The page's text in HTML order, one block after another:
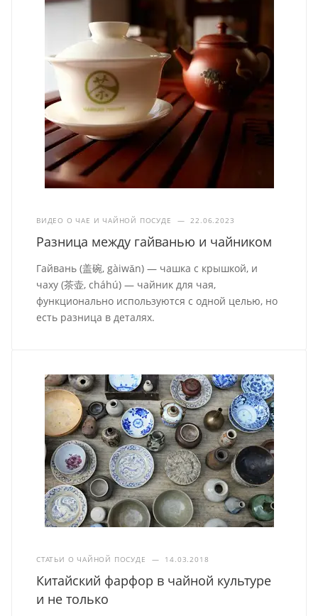
ВИДЕО О ЧАЕ И ЧАЙНОЙ ПОСУДЕ — 22.06.2023
Разница между гайванью и чайником
Гайвань (盖碗, gàiwǎn) — чашка с крышкой, и
чаху (茶壶, cháhú) — чайник для чая,
функционально используются с одной целью, но
есть разница в деталях.
СТАТЬИ О ЧАЙНОЙ ПОСУДЕ — 14.03.2018
Китайский фарфор в чайной культуре
и не только